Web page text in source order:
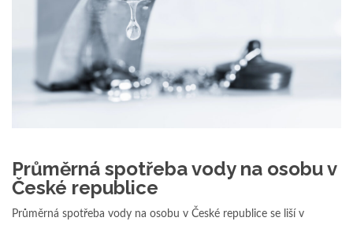
Průměrná spotřeba vody na osobu v
České republice
Průměrná spotřeba vody na osobu v České republice se liší v